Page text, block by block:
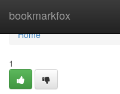
bookmarkfox
Home
Home
1